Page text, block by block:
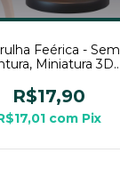
Feérica - Sem
Miniatura 3D
Mesa
R$17,90
com Pix